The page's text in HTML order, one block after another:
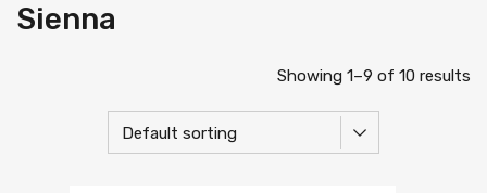
Sienna
Showing 1–9 of 10 results